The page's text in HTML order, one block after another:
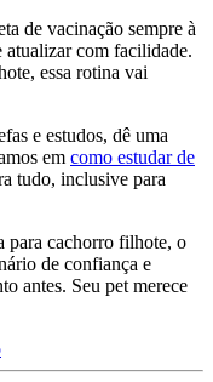
de vacinação sempre à
atualizar com facilidade.
essa rotina vai
e estudos, dê uma
em como estudar de
tudo, inclusive para
para cachorro filhote, o
de confiança e
antes. Seu pet merece